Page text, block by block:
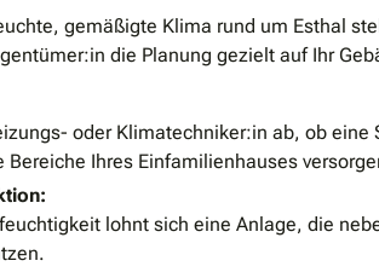
gemäßigte Klima rund um Esthal
die Planung gezielt auf Ihr
oder Klimatechniker:in ab, ob
Ihres Einfamilienhauses
lohnt sich eine Anlage, die